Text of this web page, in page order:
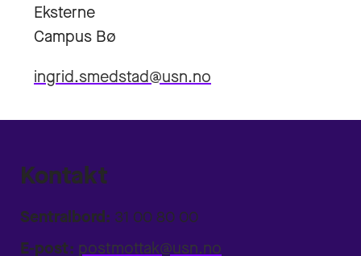
Eksterne
Campus Bø
ingrid.smedstad@usn.no
Kontakt
Sentralbord: 31 00 80 00
E-post: postmottak@usn.no